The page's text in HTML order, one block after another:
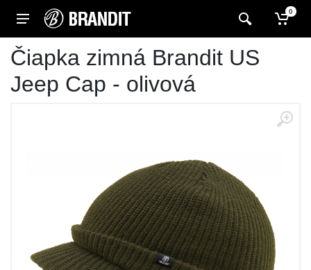
0
Čiapka zimná Brandit US
Jeep Cap - olivová